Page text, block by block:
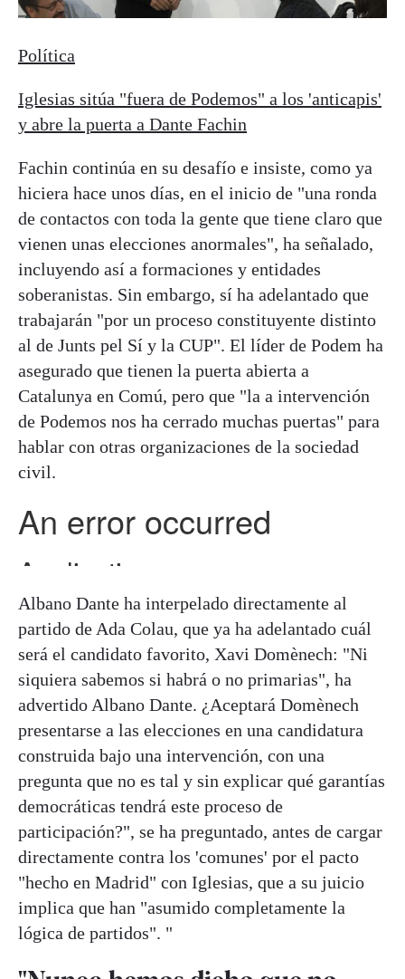
Política
Iglesias sitúa "fuera de Podemos" a los 'anticapis'
y abre la puerta a Dante Fachin
Fachin continúa en su desafío e insiste, como ya
hiciera hace unos días, en el inicio de "una ronda
de contactos con toda la gente que tiene claro que
vienen unas elecciones anormales", ha señalado,
incluyendo así a formaciones y entidades
soberanistas. Sin embargo, sí ha adelantado que
trabajarán "por un proceso constituyente distinto
al de Junts pel Sí y la CUP". El líder de Podem ha
asegurado que tienen la puerta abierta a
Catalunya en Comú, pero que "la a intervención
de Podemos nos ha cerrado muchas puertas" para
hablar con otras organizaciones de la sociedad
civil.
Albano Dante ha interpelado directamente al
partido de Ada Colau, que ya ha adelantado cuál
será el candidato favorito, Xavi Domènech: "Ni
siquiera sabemos si habrá o no primarias", ha
advertido Albano Dante. ¿Aceptará Domènech
presentarse a las elecciones en una candidatura
construida bajo una intervención, con una
pregunta que no es tal y sin explicar qué garantías
democráticas tendrá este proceso de
participación?", se ha preguntado, antes de cargar
directamente contra los 'comunes' por el pacto
"hecho en Madrid" con Iglesias, que a su juicio
implica que han "asumido completamente la
lógica de partidos". "